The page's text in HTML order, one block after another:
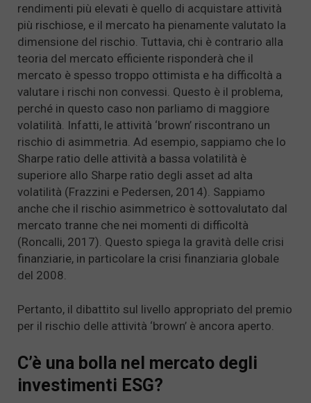
rendimenti più elevati è quello di acquistare attività
più rischiose, e il mercato ha pienamente valutato la
dimensione del rischio. Tuttavia, chi è contrario alla
teoria del mercato efficiente risponderà che il
mercato è spesso troppo ottimista e ha difficoltà a
valutare i rischi non convessi. Questo è il problema,
perché in questo caso non parliamo di maggiore
volatilità. Infatti, le attività ‘brown’ riscontrano un
rischio di asimmetria. Ad esempio, sappiamo che lo
Sharpe ratio delle attività a bassa volatilità è
superiore allo Sharpe ratio degli asset ad alta
volatilità (Frazzini e Pedersen, 2014). Sappiamo
anche che il rischio asimmetrico è sottovalutato dal
mercato tranne che nei momenti di difficoltà
(Roncalli, 2017). Questo spiega la gravità delle crisi
finanziarie, in particolare la crisi finanziaria globale
del 2008.
Pertanto, il dibattito sul livello appropriato del premio
per il rischio delle attività ‘brown’ è ancora aperto.
C’è una bolla nel mercato degli
investimenti ESG?